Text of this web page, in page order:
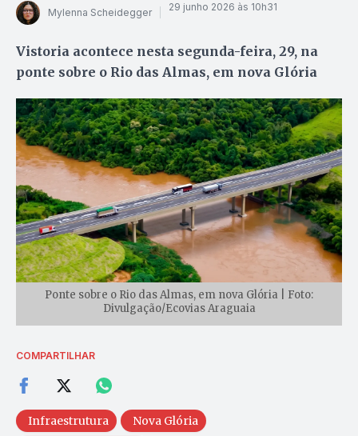
Mylenna Scheidegger 29 junho 2026 às 10h31
Vistoria acontece nesta segunda-feira, 29, na
ponte sobre o Rio das Almas, em nova Glória
Ponte sobre o Rio das Almas, em nova Glória | Foto:
Divulgação/Ecovias Araguaia
COMPARTILHAR
Infraestrutura
Nova Glória